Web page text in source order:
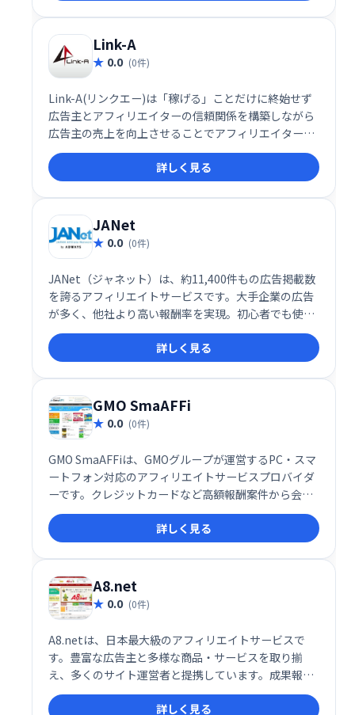
Link-A
0.0 (0件)
Link-A(リンクエー)は「稼げる」ことだけに終始せず
広告主とアフィリエイターの信頼関係を構築しながら
広告主の売上を向上させることでアフィリエイターの
存在意義を高めることをミッションとしています。
詳しく見る
JANet
0.0 (0件)
JANet（ジャネット）は、約11,400件もの広告掲載数
を誇るアフィリエイトサービスです。大手企業の広告
が多く、他社より高い報酬率を実現。初心者でも使い
やすいインターフェースで、ブログ運営者にも最適で
す。多くの広告の中から、最適な案件を見つけ、収益
化を目指しましょう。
詳しく見る
GMO SmaAFFi
0.0 (0件)
GMO SmaAFFiは、GMOグループが運営するPC・スマ
ートフォン対応のアフィリエイトサービスプロバイダ
ーです。クレジットカードなど高額報酬案件から会員
登録など成果獲得しやすい案件まで、多様なジャンル
の広告を取り揃えています。様々な配信形式にも対応
し、アフィリエイトマーケティングを強力に支援しま
す。
詳しく見る
A8.net
0.0 (0件)
A8.netは、日本最大級のアフィリエイトサービスで
す。豊富な広告主と多様な商品・サービスを取り揃
え、多くのサイト運営者と提携しています。成果報酬
型なので、成果に応じて報酬を得ることができ、効率
的な収益化をサポートします。初心者から上級者ま
詳しく見る